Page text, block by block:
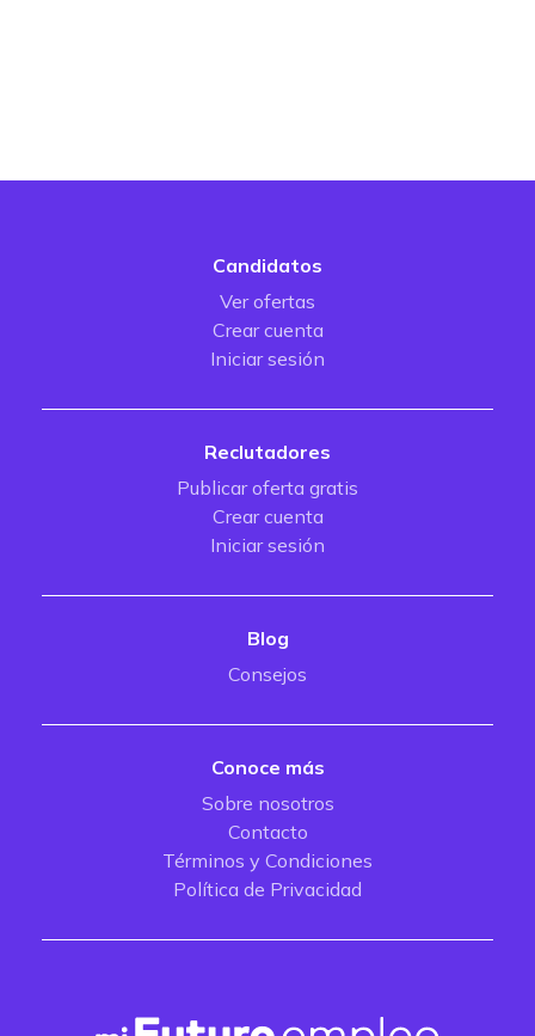
Candidatos
Ver ofertas
Crear cuenta
Iniciar sesión
Reclutadores
Publicar oferta gratis
Crear cuenta
Iniciar sesión
Blog
Consejos
Conoce más
Sobre nosotros
Contacto
Términos y Condiciones
Política de Privacidad